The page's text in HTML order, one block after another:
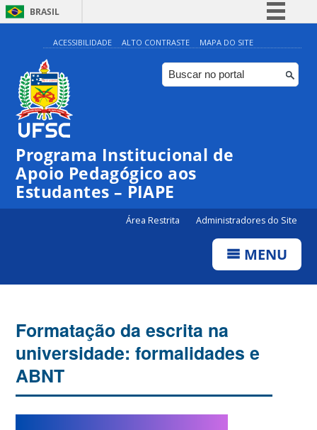
BRASIL
Simplifique!
Comunica BR
Participe
Canais
ACESSIBILIDADE ALTO CONTRASTE MAPA DO SITE
Programa Institucional de
Apoio Pedagógico aos
Estudantes – PIAPE
Área Restrita Administradores do Site
MENU
Formatação da escrita na
universidade: formalidades e
ABNT